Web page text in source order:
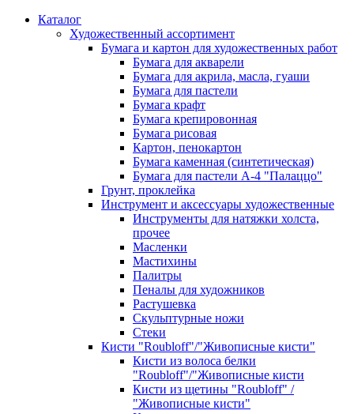
Каталог
Художественный ассортимент
Бумага и картон для художественных работ
Бумага для акварели
Бумага для акрила, масла, гуаши
Бумага для пастели
Бумага крафт
Бумага крепировонная
Бумага рисовая
Картон, пенокартон
Бумага каменная (синтетическая)
Бумага для пастели А-4 "Палаццо"
Грунт, проклейка
Инструмент и аксессуары художественные
Инструменты для натяжки холста,
прочее
Масленки
Мастихины
Палитры
Пеналы для художников
Растушевка
Скульптурные ножи
Стеки
Кисти "Roubloff"/"Живописные кисти"
Кисти из волоса белки
"Roubloff"/"Живописные кисти
Кисти из щетины "Roubloff" /
"Живописные кисти"